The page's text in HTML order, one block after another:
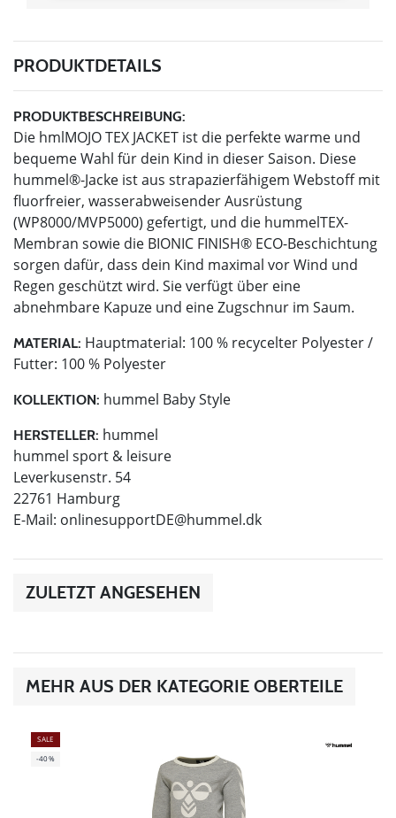
PRODUKTDETAILS
PRODUKTBESCHREIBUNG:
Die hmlMOJO TEX JACKET ist die perfekte warme und
bequeme Wahl für dein Kind in dieser Saison. Diese
hummel®-Jacke ist aus strapazierfähigem Webstoff mit
fluorfreier, wasserabweisender Ausrüstung
(WP8000/MVP5000) gefertigt, und die hummelTEX-
Membran sowie die BIONIC FINISH® ECO-Beschichtung
sorgen dafür, dass dein Kind maximal vor Wind und
Regen geschützt wird. Sie verfügt über eine
abnehmbare Kapuze und eine Zugschnur im Saum.
MATERIAL: Hauptmaterial: 100 % recycelter Polyester /
Futter: 100 % Polyester
KOLLEKTION: hummel Baby Style
HERSTELLER: hummel
hummel sport & leisure
Leverkusenstr. 54
22761 Hamburg
E-Mail: onlinesupportDE@hummel.dk
ZULETZT ANGESEHEN
MEHR AUS DER KATEGORIE OBERTEILE
SALE
-40%